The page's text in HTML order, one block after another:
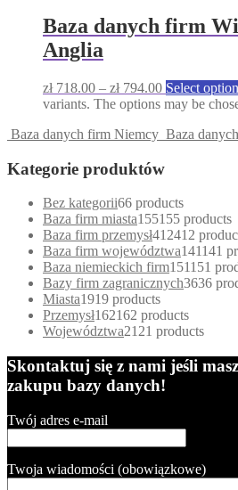
Baza danych firm
Anglia
zł718.00 – zł794.00 Select
variants. The options may be
Baza danych firm Niemcy Baza
Kategorie produktów
Bez kategorii66 products
Baza firm miasta155155 products
Baza firm przemysł412412
Baza firm województwa141141
Baza niemieckich firm151151
Bazy firm zagranicznych3636
Miasta1919 products
Przemysł162162 products
Województwa2121 products
Skontaktuj się z nami jeśli
zakupu bazy danych!
Twój adres e-mail
Twoja wiadomości (obowiązkowe)